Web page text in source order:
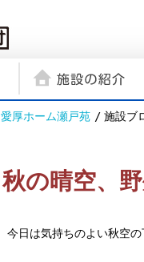
愛厚ホーム瀬戸苑 施設ブ
秋の晴空、野
今日は気持ちのよい秋空の